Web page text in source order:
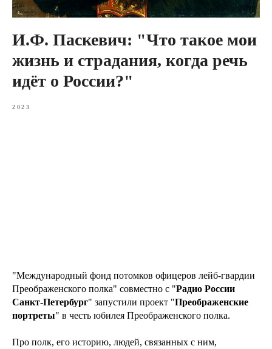
И.Ф. Паскевич: "Что такое мои
жизнь и страдания, когда речь
идёт о России?"
2023
"Международный фонд потомков офицеров лейб-гвардии
Преображенского полка" совместно с "Радио России
Санкт-Петербург" запустили проект "Преображенские
портреты" в честь юбилея Преображенского полка.
Про полк, его историю, людей, связанных с ним,